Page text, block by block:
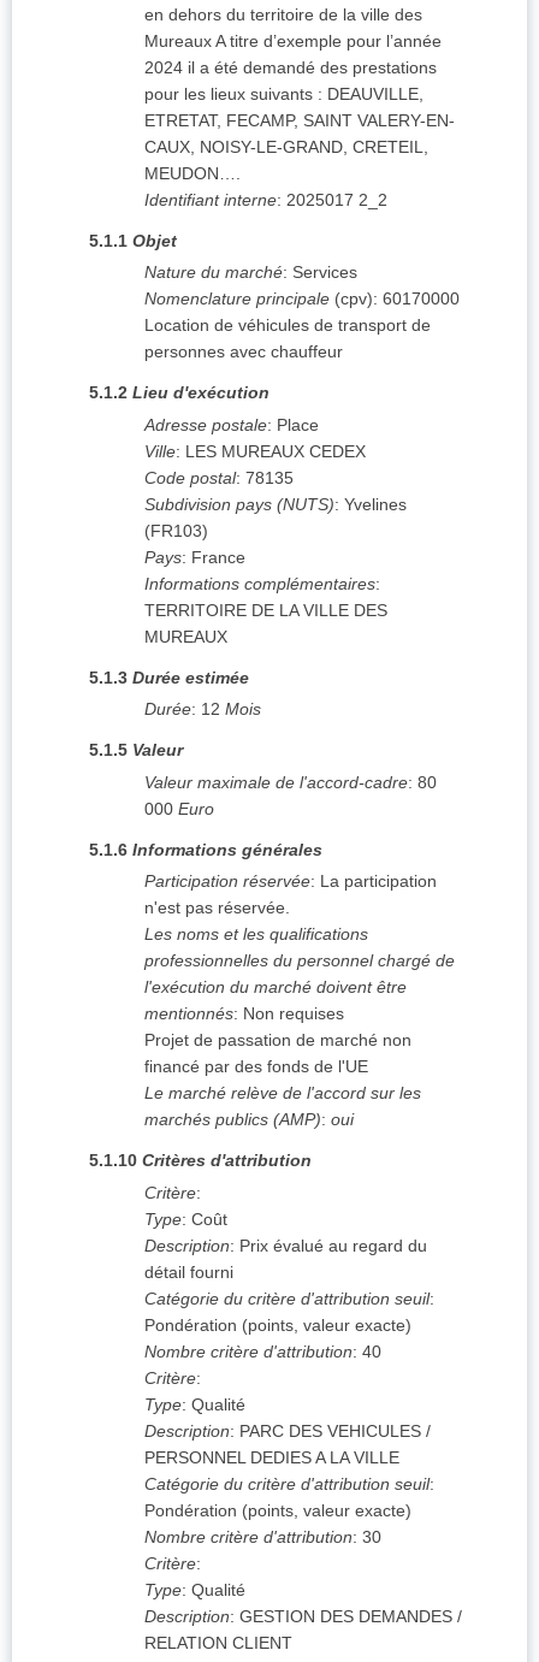
en dehors du territoire de la ville des
Mureaux A titre d’exemple pour l’année
2024 il a été demandé des prestations
pour les lieux suivants : DEAUVILLE,
ETRETAT, FECAMP, SAINT VALERY-EN-
CAUX, NOISY-LE-GRAND, CRETEIL,
MEUDON….
Identifiant interne: 2025017 2_2
5.1.1 Objet
Nature du marché: Services
Nomenclature principale (cpv): 60170000
Location de véhicules de transport de
personnes avec chauffeur
5.1.2 Lieu d'exécution
Adresse postale: Place
Ville: LES MUREAUX CEDEX
Code postal: 78135
Subdivision pays (NUTS): Yvelines
(FR103)
Pays: France
Informations complémentaires:
TERRITOIRE DE LA VILLE DES
MUREAUX
5.1.3 Durée estimée
Durée: 12 Mois
5.1.5 Valeur
Valeur maximale de l'accord-cadre: 80
000 Euro
5.1.6 Informations générales
Participation réservée: La participation
n'est pas réservée.
Les noms et les qualifications
professionnelles du personnel chargé de
l'exécution du marché doivent être
mentionnés: Non requises
Projet de passation de marché non
financé par des fonds de l'UE
Le marché relève de l'accord sur les
marchés publics (AMP): oui
5.1.10 Critères d'attribution
Critère:
Type: Coût
Description: Prix évalué au regard du
détail fourni
Catégorie du critère d'attribution seuil:
Pondération (points, valeur exacte)
Nombre critère d'attribution: 40
Critère:
Type: Qualité
Description: PARC DES VEHICULES /
PERSONNEL DEDIES A LA VILLE
Catégorie du critère d'attribution seuil:
Pondération (points, valeur exacte)
Nombre critère d'attribution: 30
Critère:
Type: Qualité
Description: GESTION DES DEMANDES /
RELATION CLIENT